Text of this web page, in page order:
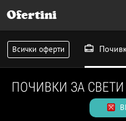
Ofertini
Всички оферти
ПОЧИВКИ ЗА